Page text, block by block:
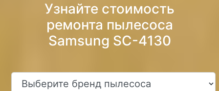
Узнайте стоимость
ремонта пылесоса
Samsung SC-4130